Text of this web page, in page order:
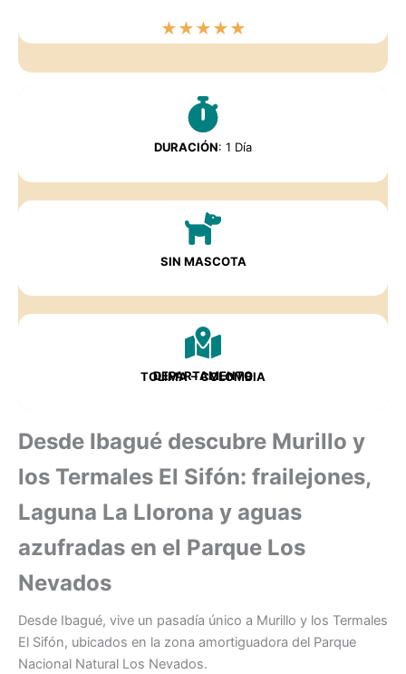
★★★★★
DURACIÓN: 1 Día
SIN MASCOTA
DEPARTAMENTO
TOLIMA – COLOMBIA
Desde Ibagué descubre Murillo y
los Termales El Sifón: frailejones,
Laguna La Llorona y aguas
azufradas en el Parque Los
Nevados
Desde Ibagué, vive un pasadía único a Murillo y los Termales
El Sifón, ubicados en la zona amortiguadora del Parque
Nacional Natural Los Nevados.